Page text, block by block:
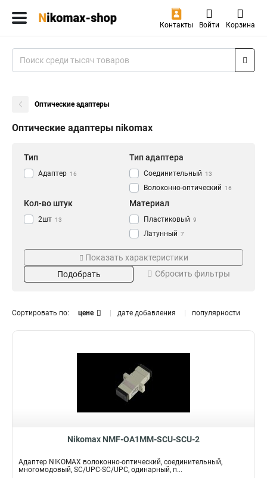
Контакты Войти Корзина
Оптические адаптеры
Оптические адаптеры nikomax
Тип
Адаптер 16
Тип адаптера
Соединительный 13
Волоконно-оптический 16
Кол-во штук
2шт 13
Материал
Пластиковый 9
Латунный 7
Интерфейс
FC-ST 1
1
Цвет
Бежевый 3
Зеленый
Многомодовый 3 Двойной 6
Одинарный
Показать характеристики
Подобрать
Сбросить фильтры
Сортировать по: цене дате добавления популярности
Nikomax NMF-OA1MM-SCU-SCU-2
Адаптер NIKOMAX волоконно-оптический, соединительный,
многомодовый, SC/UPC-SC/UPC, одинарный, п...